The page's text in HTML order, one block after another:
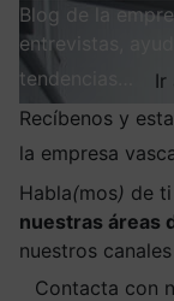
Blog de la
entrevistas,
tendencias…
Ir
Recíbenos y
la empresa
Habla(mos) de ti
nuestras áreas
nuestros
Contacta con